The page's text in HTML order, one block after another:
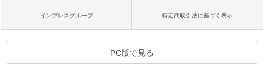
インプレスグループ 特定商取引法に基づく表示
PC版で見る